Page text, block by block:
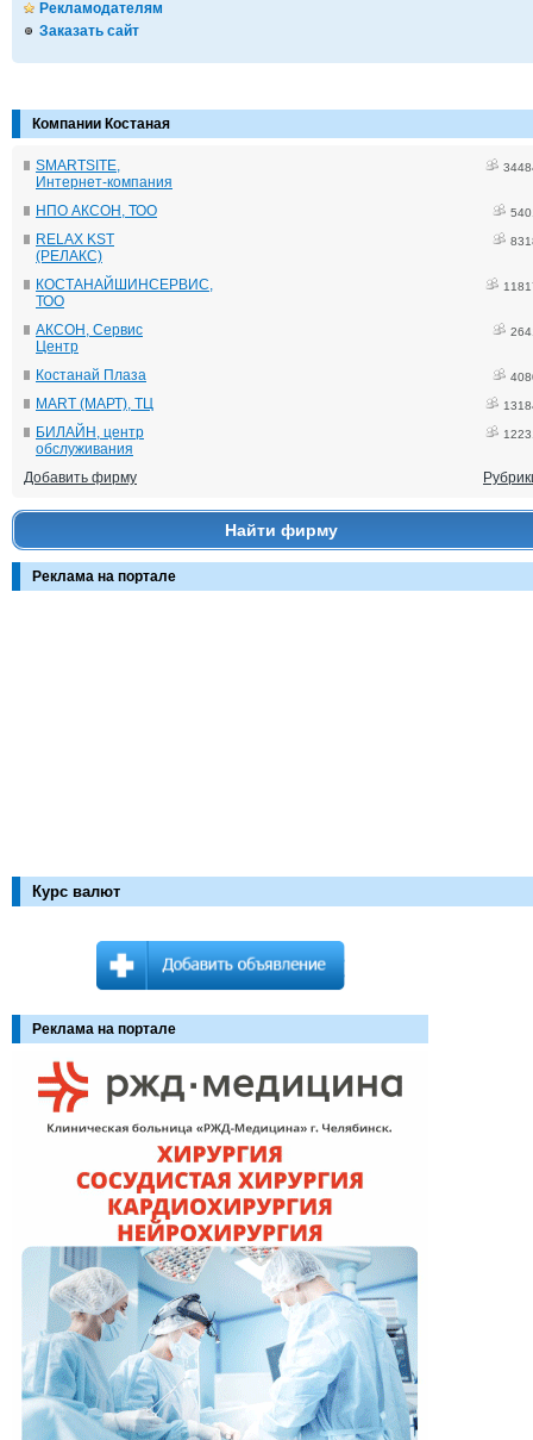
Рекламодателям
Заказать сайт
Компании Костаная
SMARTSITE,
Интернет-компания
НПО АКСОН, ТОО
RELAX KST
(РЕЛАКС)
КОСТАНАЙШИНСЕРВИС,
ТОО
АКСОН, Сервис
Центр
Костанай Плаза
MART (МАРТ), ТЦ
БИЛАЙН, центр
обслуживания
Добавить фирму
Найти фирму
Реклама на портале
Курс валют
Реклама на портале